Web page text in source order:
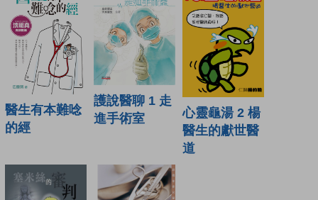
醫生有本難唸
的經
護說醫聊 1 走
進手術室
心靈龜湯 2 楊
醫生的獻世醫
道